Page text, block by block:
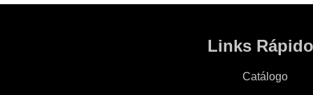
Links
Catálogo